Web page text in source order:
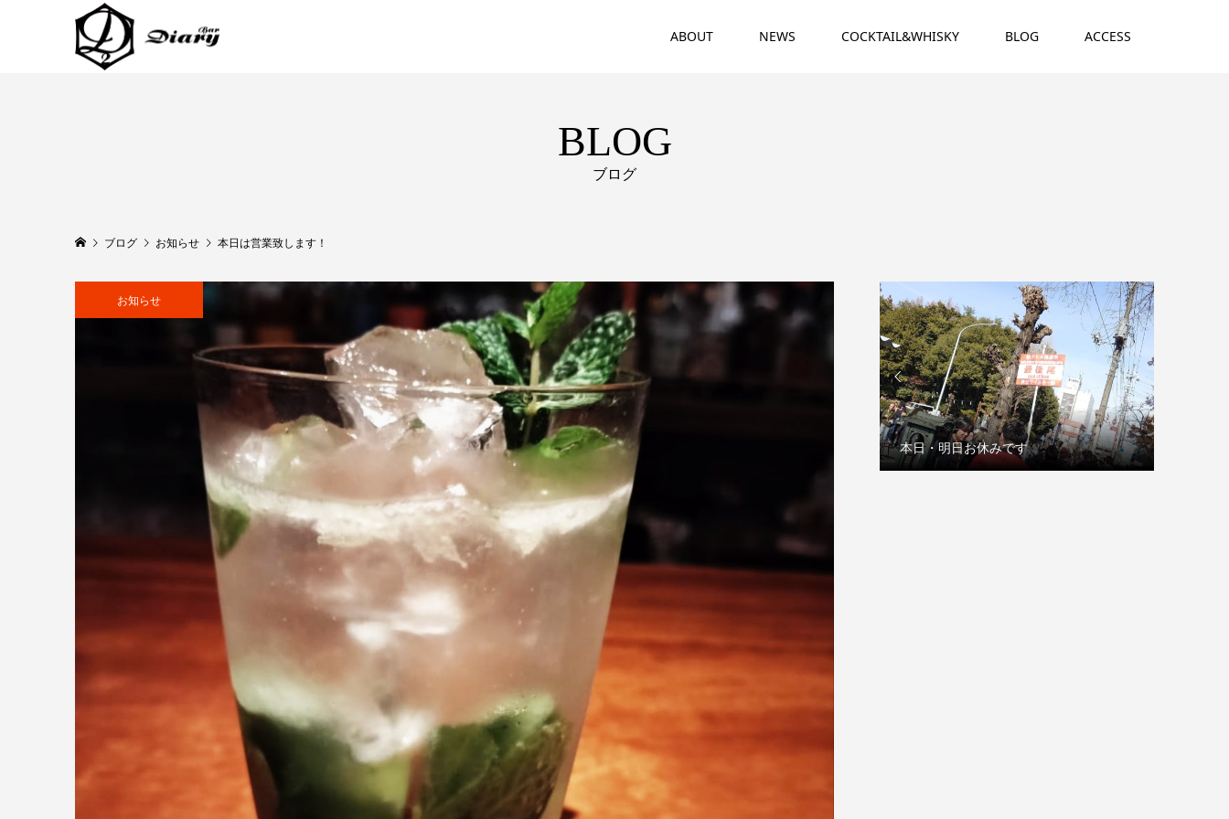
ABOUT NEWS COCKTAIL&WHISKY BLOG ACCESS
BLOG
ブログ
ブログ お知らせ 本日は営業致します！
お知らせ

本日は営業致します！ 本日・明日お休みです
